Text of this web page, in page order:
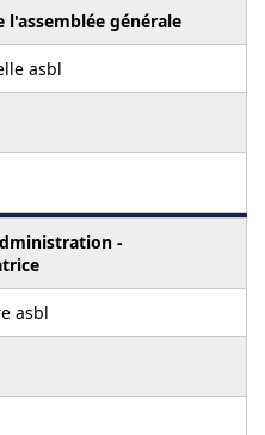
l'assemblée générale
asbl
-
asbl